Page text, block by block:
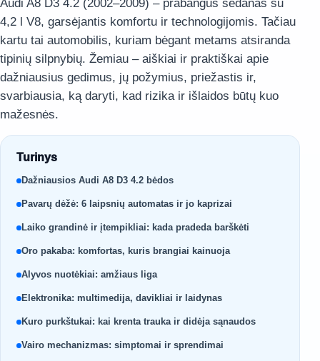
Audi A8 D3 4.2 (2002–2009) – prabangus sedanas su
4,2 l V8, garsėjantis komfortu ir technologijomis. Tačiau
kartu tai automobilis, kuriam bėgant metams atsiranda
tipinių silpnybių. Žemiau – aiškiai ir praktiškai apie
dažniausius gedimus, jų požymius, priežastis ir,
svarbiausia, ką daryti, kad rizika ir išlaidos būtų kuo
mažesnės.
Turinys
Dažniausios Audi A8 D3 4.2 bėdos
Pavarų dėžė: 6 laipsnių automatas ir jo kaprizai
Laiko grandinė ir įtempikliai: kada pradeda barškėti
Oro pakaba: komfortas, kuris brangiai kainuoja
Alyvos nuotėkiai: amžiaus liga
Elektronika: multimedija, davikliai ir laidynas
Kuro purkštukai: kai krenta trauka ir didėja sąnaudos
Vairo mechanizmas: simptomai ir sprendimai